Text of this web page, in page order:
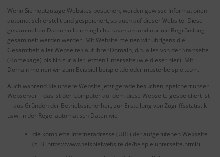
Wenn Sie heutzutage Websites besuchen, werden gewisse Informationen
automatisch erstellt und gespeichert, so auch auf dieser Website. Diese
gesammelten Daten sollten möglichst sparsam und nur mit Begründung
gesammelt werden werden. Mit Website meinen wir übrigens die
Gesamtheit aller Webseiten auf Ihrer Domain, d.h. alles von der Startseite
(Homepage) bis hin zur aller letzten Unterseite (wie dieser hier). Mit
Domain meinen wir zum Beispiel beispiel.de oder musterbeispiel.com.
Auch während Sie unsere Website jetzt gerade besuchen, speichert unser
Webserver – das ist der Computer auf dem diese Webseite gespeichert ist
– aus Gründen der Betriebssicherheit, zur Erstellung von Zugriffsstatistik
usw. in der Regel automatisch Daten wie
die komplette Internetadresse (URL) der aufgerufenen Webseite
(z. B. https://www.beispielwebsite.de/beispielunterseite.html/)